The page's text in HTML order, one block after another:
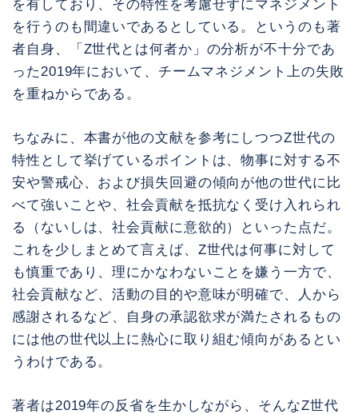
を有しており、その特性を考慮せずにマネジメント
を行うのも間違いであるとしている。というのも著
者自身、「Z世代とは何者か」の分析が不十分であ
った2019年において、チームマネジメント上の失敗
を重ねからである。
ちなみに、本書が他の文献を参考にしつつZ世代の
特性として挙げているポイントは、物事に対する不
安や警戒心、および損失回避の傾向が他の世代に比
べて強いことや、社会貢献を抵抗なく受け入れられ
る（ないしは、社会貢献に意欲的）といった点だ。
これを少しまとめて言えば、Z世代は何事に対して
も慎重であり、理にかなわないことを嫌う一方で、
社会貢献など、活動の目的や意味が明確で、人から
感謝されるなど、自身の承認欲求が満たされるもの
には他の世代以上に熱心に取り組む傾向があるとい
うわけである。
著者は2019年の反省を生かしながら、そんなZ世代